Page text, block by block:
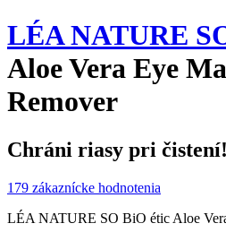
LÉA NATURE
Aloe Vera Eye
Remover
Chráni riasy pri čistení!
179 zákaznícke hodnotenia
LÉA NATURE SO BiO étic Aloe